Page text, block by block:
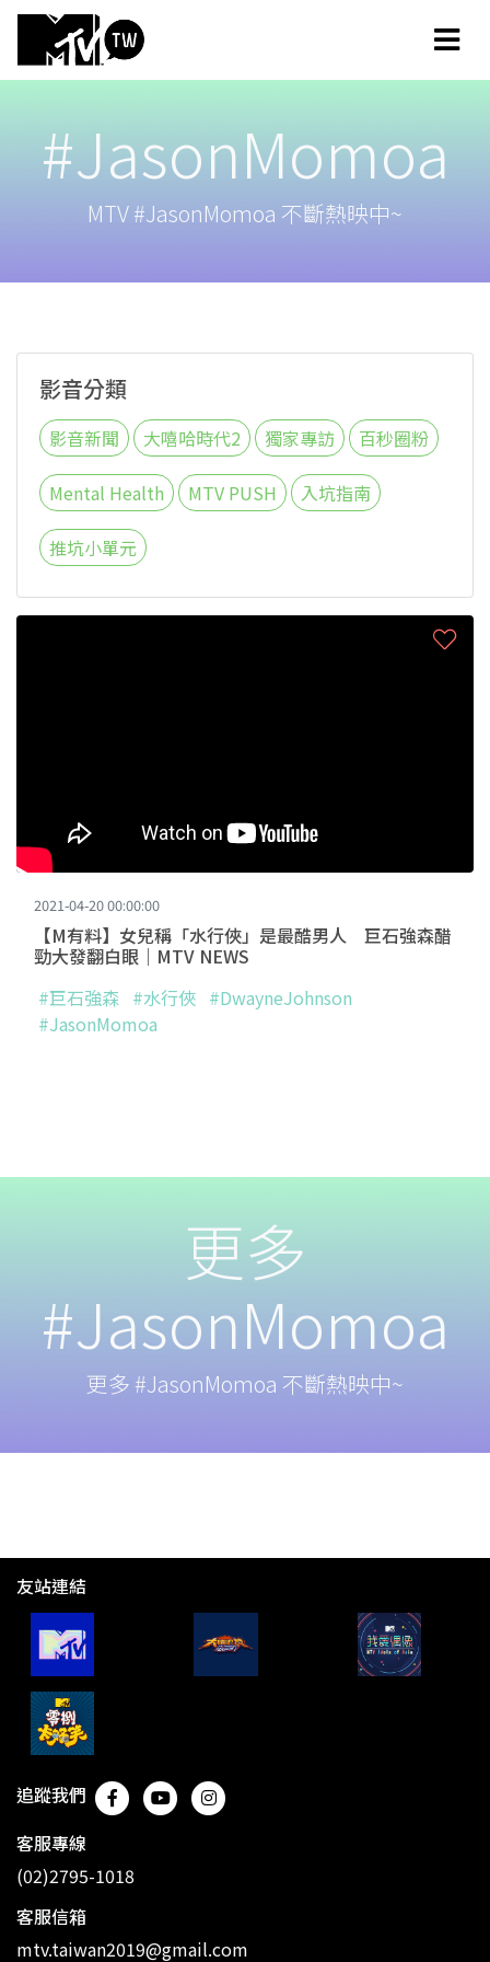
#JasonMomoa
MTV #JasonMomoa 不斷熱映中~
影音分類
影音新聞 大嘻哈時代2 獨家專訪 百秒圈粉
Mental Health MTV PUSH 入坑指南
推坑小單元
2021-04-20 00:00:00
【M有料】女兒稱「水行俠」是最酷男人 巨石強森醋
勁大發翻白眼｜MTV NEWS
#巨石強森 #水行俠 #DwayneJohnson
#JasonMomoa
更多
#JasonMomoa
更多 #JasonMomoa 不斷熱映中~
友站連結
追蹤我們
客服專線
(02)2795-1018
客服信箱
mtv.taiwan2019@gmail.com